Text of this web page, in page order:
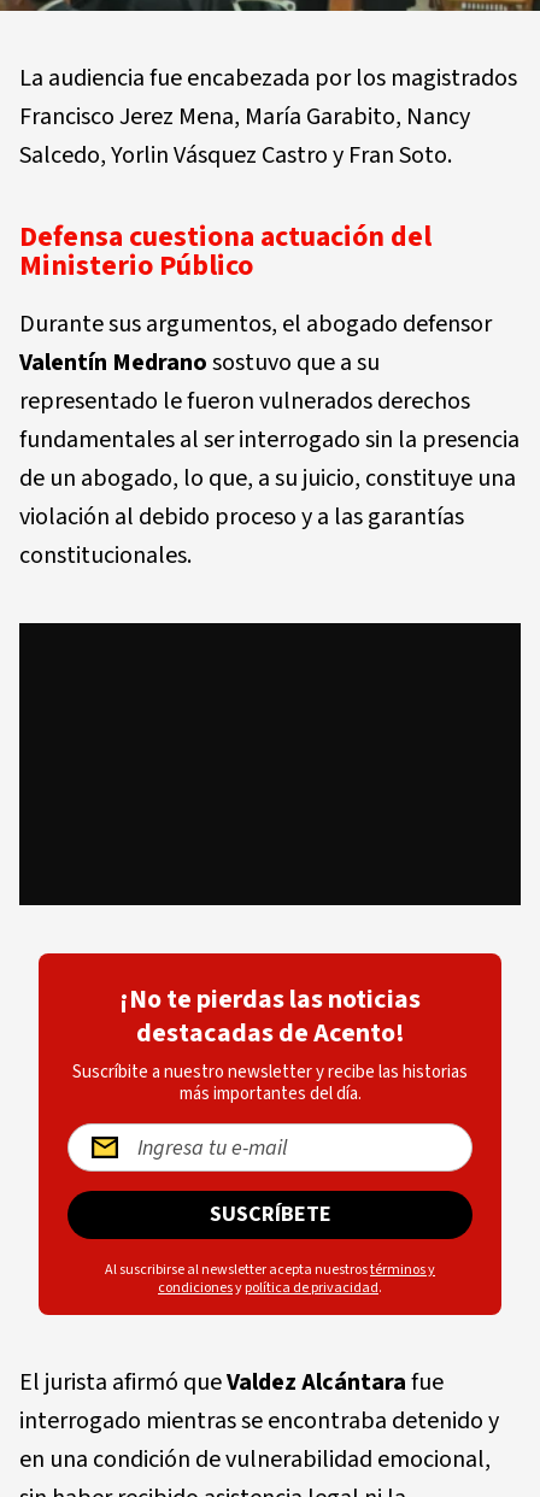
La audiencia fue encabezada por los magistrados
Francisco Jerez Mena, María Garabito, Nancy
Salcedo, Yorlin Vásquez Castro y Fran Soto.
Defensa cuestiona actuación del
Ministerio Público
Durante sus argumentos, el abogado defensor
Valentín Medranosostuvo que a su
representado le fueron vulnerados derechos
fundamentales al ser interrogado sin la presencia
de un abogado, lo que, a su juicio, constituye una
violación al debido proceso y a las garantías
constitucionales.
¡No te pierdas las noticias
destacadas de Acento!
Suscríbite a nuestro newsletter y recibe las historias
más importantes del día.
SUSCRÍBETE
Al suscribirse al newsletter acepta nuestrostérminos y
condicionesypolítica de privacidad.
El jurista afirmó queValdez Alcántarafue
interrogado mientras se encontraba detenido y
en una condición de vulnerabilidad emocional,